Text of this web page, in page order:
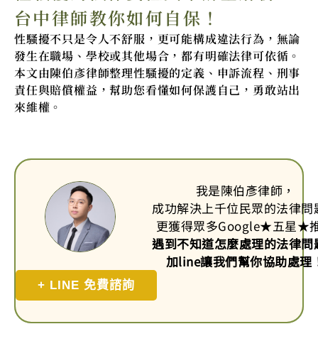
台中律師教你如何自保！
性騷擾不只是令人不舒服，更可能構成違法行為，無論
發生在職場、學校或其他場合，都有明確法律可依循。
本文由陳伯彥律師整理性騷擾的定義、申訴流程、刑事
責任與賠償權益，幫助您看懂如何保護自己，勇敢站出
來維權。
我是陳伯彥律師，
成功解決上千位民眾的法律問
更獲得眾多Google★五星★
遇到不知道怎麼處理的法律問
加line讓我們幫你協助處理
+ LINE 免費諮詢